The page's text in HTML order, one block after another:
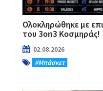
Ολοκληρώθηκε με
του 3on3 Κοσμηράς!
02.08.2026
#Μπάσκετ